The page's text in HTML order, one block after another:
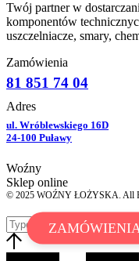
Twój partner w
komponentów
uszczelniacze, smary,
Zamówienia
81 851 74 04
Adres
ul. Wróblewskiego 16D
24-100 Puławy
Woźny
Sklep online
© 2025 WOŹNY ŁOŻYSKA. All